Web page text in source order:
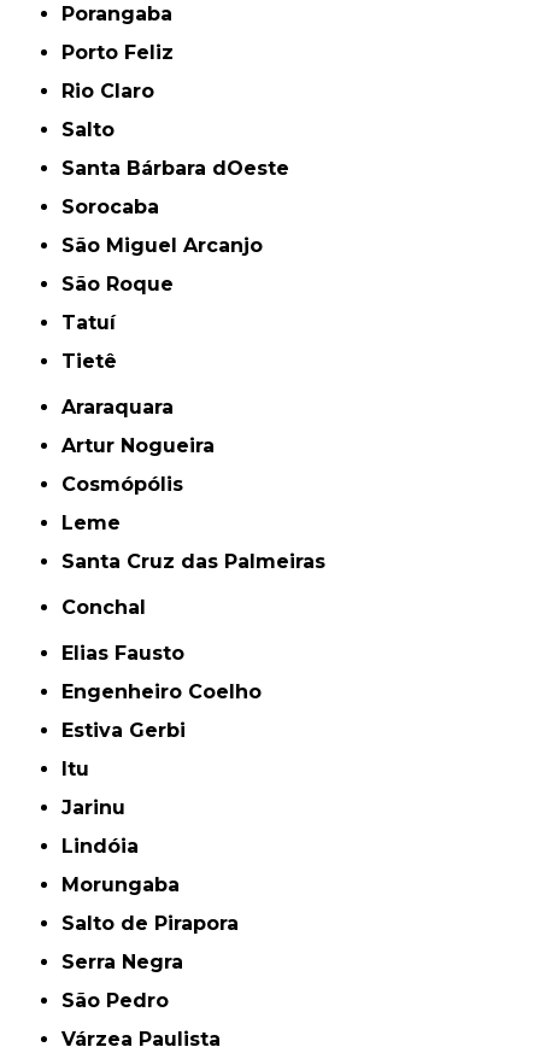
Porangaba
Porto Feliz
Rio Claro
Salto
Santa Bárbara dOeste
Sorocaba
São Miguel Arcanjo
São Roque
Tatuí
Tietê
Araraquara
Artur Nogueira
Cosmópólis
Leme
Santa Cruz das Palmeiras
Conchal
Elias Fausto
Engenheiro Coelho
Estiva Gerbi
Itu
Jarinu
Lindóia
Morungaba
Salto de Pirapora
Serra Negra
São Pedro
Várzea Paulista